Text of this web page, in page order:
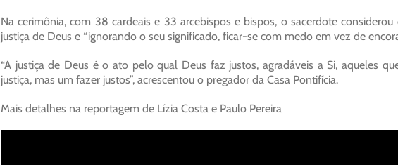
Na cerimônia, com 38 cardeais e 33 arcebispos e bispos, o sacerdote
justiça de Deus e “ignorando o seu significado, ficar-se com medo em vez de
“A justiça de Deus é o ato pelo qual Deus faz justos, agradáveis a Si, aqueles
justiça, mas um fazer justos”, acrescentou o pregador da Casa Pontifícia.
Mais detalhes na reportagem de Lízia Costa e Paulo Pereira